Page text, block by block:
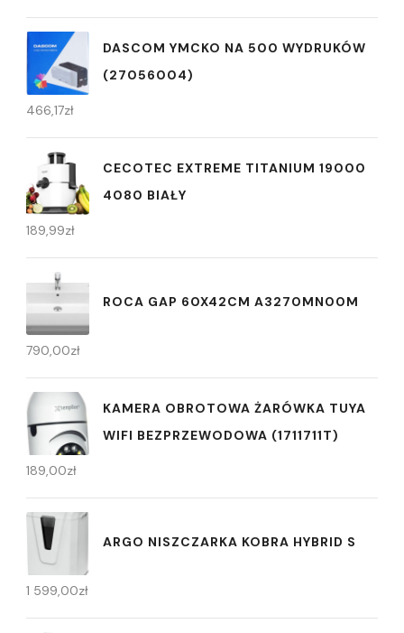
DASCOM YMCKO NA 500 WYDRUKÓW
(27056004)
466,17zł
CECOTEC EXTREME TITANIUM 19000
4080 BIAŁY
189,99zł
ROCA GAP 60X42CM A3270MN00M
790,00zł
KAMERA OBROTOWA ŻARÓWKA TUYA
WIFI BEZPRZEWODOWA (1711711T)
189,00zł
ARGO NISZCZARKA KOBRA HYBRID S
1 599,00zł